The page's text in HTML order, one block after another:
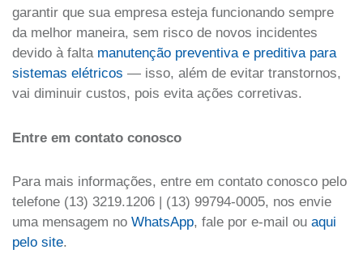
garantir que sua empresa esteja funcionando sempre
da melhor maneira, sem risco de novos incidentes
devido à falta manutenção preventiva e preditiva para
sistemas elétricos — isso, além de evitar transtornos,
vai diminuir custos, pois evita ações corretivas.
Entre em contato conosco
Para mais informações, entre em contato conosco pelo
telefone (13) 3219.1206 | (13) 99794-0005, nos envie
uma mensagem no WhatsApp, fale por e-mail ou aqui
pelo site.